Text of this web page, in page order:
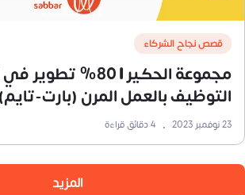
قصص نجاح الشركاء
مجموعة الحكير | 80%
التوظيف بالعمل المرن (بارت-تايم)
23 نوفمبر 2023 •
4دقائق قراءة
المزيد